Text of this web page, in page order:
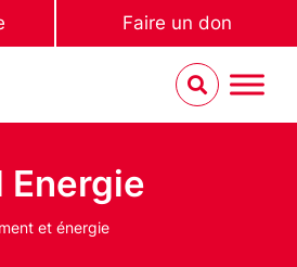
Faire un don
Energie
et énergie